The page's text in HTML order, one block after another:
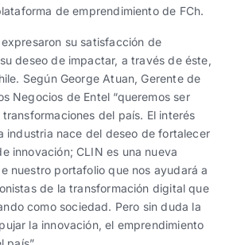
de emprendimiento de FCh.
su satisfacción de
deseo de impactar, a través de éste,
Según George Atuan, Gerente de
Negocios de Entel “queremos ser
del país. El interés
industria nace del deseo de fortalecer
innovación; CLIN es una nueva
nuestro portafolio que nos ayudará a
de la transformación digital que
como sociedad. Pero sin duda la
la innovación, el emprendimiento